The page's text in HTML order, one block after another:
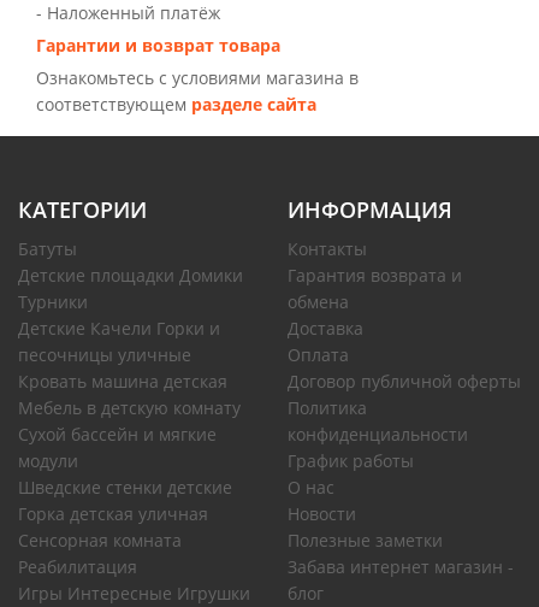
- Наложенный платёж
Гарантии и возврат товара
Ознакомьтесь с условиями магазина в
соответствующем разделе сайта
КАТЕГОРИИ
Батуты
Детские площадки Домики
Турники
Детские Качели Горки и
песочницы уличные
Кровать машина детская
Мебель в детскую комнату
Сухой бассейн и мягкие
модули
Шведские стенки детские
Горка детская уличная
Сенсорная комната
Реабилитация
Игры Интересные Игрушки
ИНФОРМАЦИЯ
Контакты
Гарантия возврата и
обмена
Доставка
Оплата
Договор публичной оферты
Политика
конфиденциальности
График работы
О нас
Новости
Полезные заметки
Забава интернет магазин -
блог